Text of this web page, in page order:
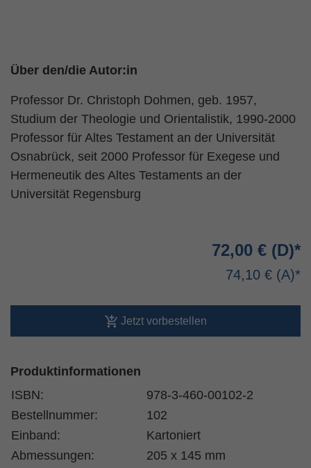
Über den/die Autor:in
Professor Dr. Christoph Dohmen, geb. 1957,
Studium der Theologie und Orientalistik, 1990-2000
Professor für Altes Testament an der Universität
Osnabrück, seit 2000 Professor für Exegese und
Hermeneutik des Altes Testaments an der
Universität Regensburg
72,00 €
74,10 €
Jetzt vorbestellen
Produktinformationen
ISBN:
978-3-460-00102-2
Bestellnummer:
102
Einband:
Kartoniert
Abmessungen:
205 x 145 mm